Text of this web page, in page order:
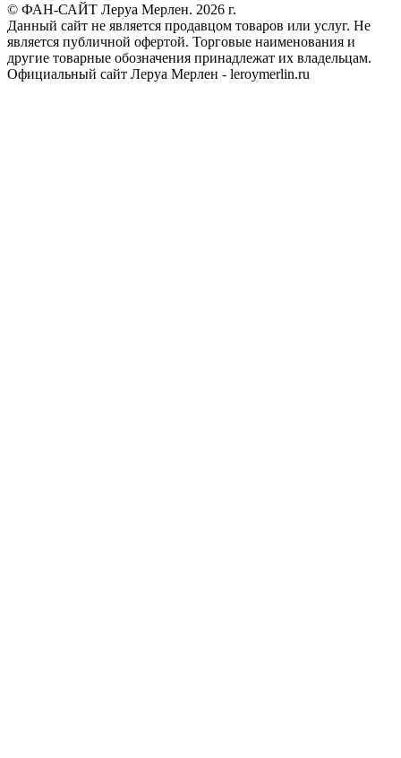
© ФАН-САЙТ Леруа Мерлен. 2026 г.
Данный сайт не является продавцом товаров или услуг. Не
является публичной офертой. Торговые наименования и
другие товарные обозначения принадлежат их владельцам.
Официальный сайт Леруа Мерлен - leroymerlin.ru